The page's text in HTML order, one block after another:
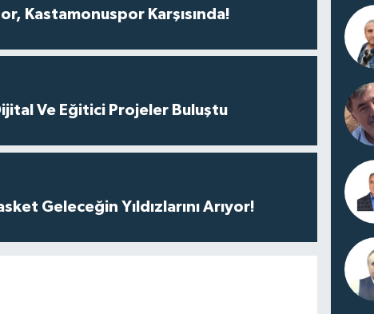
Kastamonuspor Karşısında!
Ve Eğitici Projeler Buluştu
Geleceğin Yıldızlarını Arıyor!